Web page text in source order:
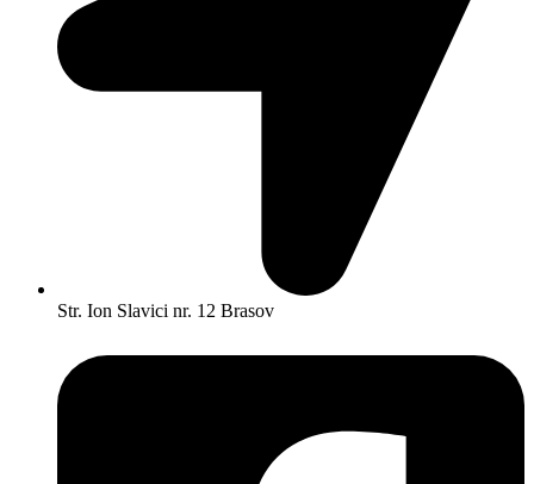
Str. Ion Slavici nr. 12 Brasov